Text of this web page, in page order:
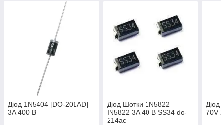
Діод 1N5404 [DO-201AD]
3A 400 В
Діод Шотки 1N5822
IN5822 3A 40 В SS34 do-
214ac
70V